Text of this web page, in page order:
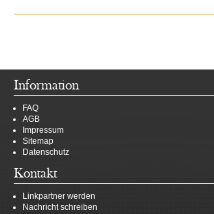
Information
FAQ
AGB
Impressum
Sitemap
Datenschutz
Kontakt
Linkpartner werden
Nachricht schreiben